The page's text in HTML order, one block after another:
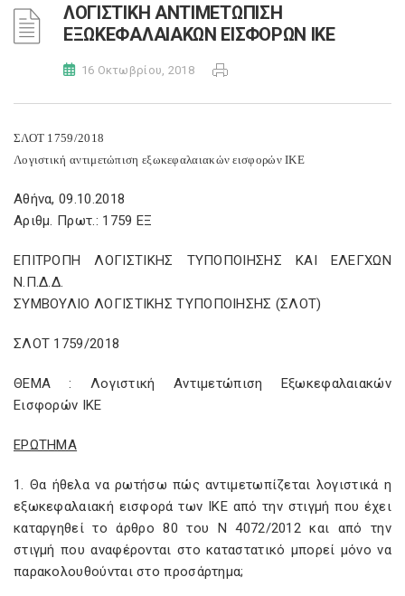
ΛΟΓΙΣΤΙΚΗ ΑΝΤΙΜΕΤΩΠΙΣΗ
ΕΞΩΚΕΦΑΛΑΙΑΚΩΝ ΕΙΣΦΟΡΩΝ ΙΚΕ
16 Οκτωβρίου, 2018
ΣΛΟΤ 1759/2018
Λογιστική αντιμετώπιση εξωκεφαλαιακών εισφορών ΙΚΕ
Αθήνα, 09.10.2018
Αριθμ. Πρωτ.: 1759 ΕΞ
ΕΠΙΤΡΟΠΗ ΛΟΓΙΣΤΙΚΗΣ ΤΥΠΟΠΟΙΗΣΗΣ ΚΑΙ ΕΛΕΓΧΩΝ
Ν.Π.Δ.Δ.
ΣΥΜΒΟΥΛΙΟ ΛΟΓΙΣΤΙΚΗΣ ΤΥΠΟΠΟΙΗΣΗΣ (ΣΛΟΤ)
ΣΛΟΤ 1759/2018
ΘΕΜΑ : Λογιστική Αντιμετώπιση Εξωκεφαλαιακών
Εισφορών ΙΚΕ
ΕΡΩΤΗΜΑ
1. Θα ήθελα να ρωτήσω πώς αντιμετωπίζεται λογιστικά η
εξωκεφαλαιακή εισφορά των ΙΚΕ από την στιγμή που έχει
καταργηθεί το άρθρο 80 του Ν 4072/2012 και από την
στιγμή που αναφέρονται στο καταστατικό μπορεί μόνο να
παρακολουθούνται στο προσάρτημα;